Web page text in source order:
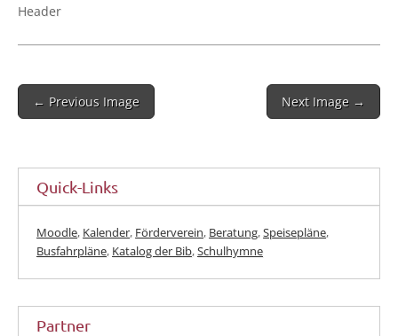
Hea­der
Post
navigation
← Previous Image Next Image →
Quick-Links
Moodle, Kalender, Förderverein, Beratung,Speisepläne,
Busfahrpläne, Katalog der Bib,Schulhymne
Partner